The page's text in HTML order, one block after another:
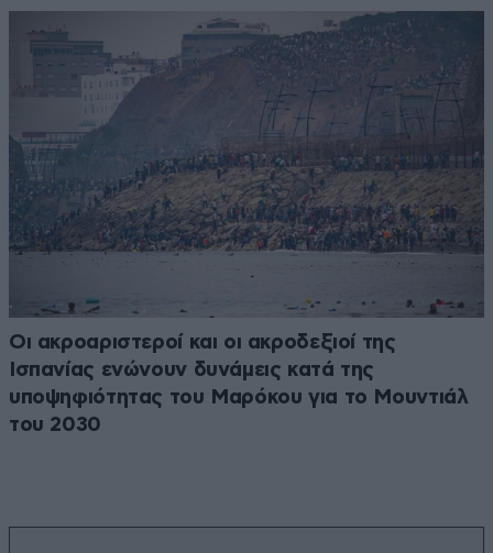
Οι ακροαριστεροί και οι ακροδεξιοί της
Ισπανίας ενώνουν δυνάμεις κατά της
υποψηφιότητας του Μαρόκου για το Μουντιάλ
του 2030